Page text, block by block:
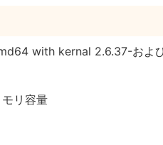
with kernal 2.6.37-およ
リ容量